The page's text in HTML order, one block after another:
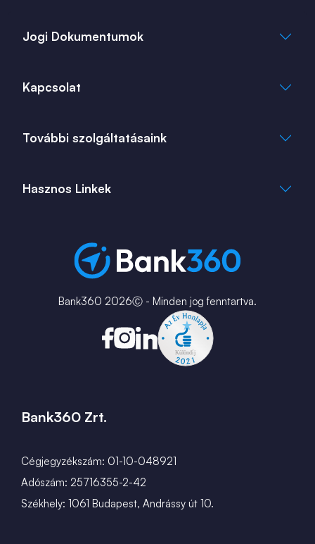
Jogi Dokumentumok
Általános Szerződési Feltételek
Kapcsolat
info@bank360.hu
További szolgáltatásaink
bank360.hu
Hasznos Linkek
Bérkalkulátor
MNB Alkalmazások
Bank360 2026Ⓒ - Minden jog fenntartva.
Bank360 Zrt.
Cégjegyzékszám: 01-10-048921
Adószám: 25716355-2-42
Székhely: 1061 Budapest, Andrássy út 10.